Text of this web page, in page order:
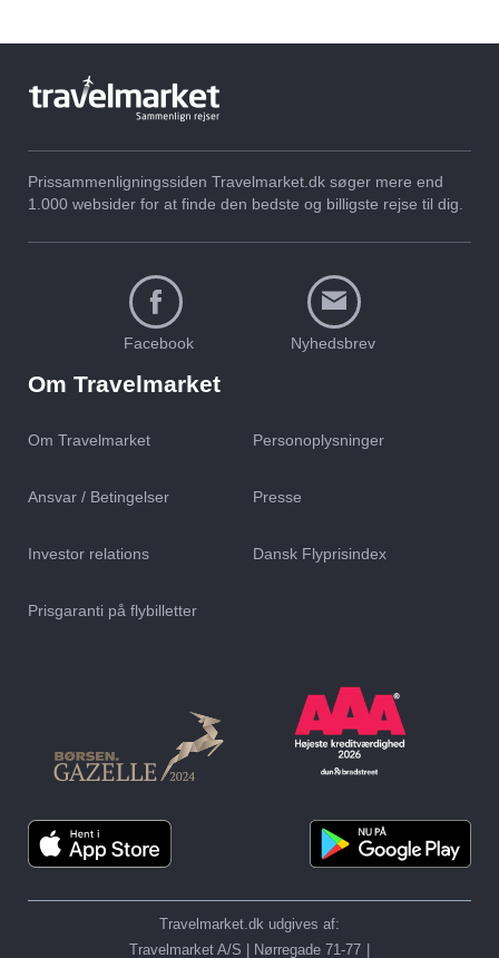
Playa de Muro Puerto de Soller
Cala Bona Santa Ponsa
Rejser til Rejser til
Mallorcas velbevarede
hemmeligheder
Prissammenligningssiden Travelmarket.dk søger mere end
1.000 websider for at finde den bedste og billigste rejse til dig.
Facebook Nyhedsbrev
Om Travelmarket
Om Travelmarket Personoplysninger
Ansvar / Betingelser Presse
Investor relations Dansk Flyprisindex
Prisgaranti på flybilletter
Travelmarket.dk udgives af:
Travelmarket A/S | Nørregade 71-77